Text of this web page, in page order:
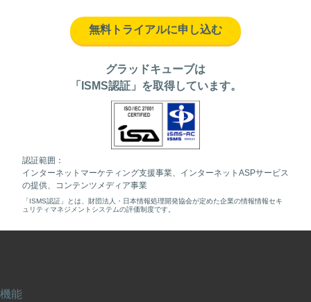
グラッドキューブは
「ISMS認証」を取得しています。
認証範囲：
インターネットマーケティング支援事業、インターネットASPサービス
の提供、コンテンツメディア事業
「ISMS認証」とは、財団法人・日本情報処理開発協会が定めた企業の情報情報セキ
ュリティマネジメントシステムの評価制度です。
無料トライアルに申し込む
機能